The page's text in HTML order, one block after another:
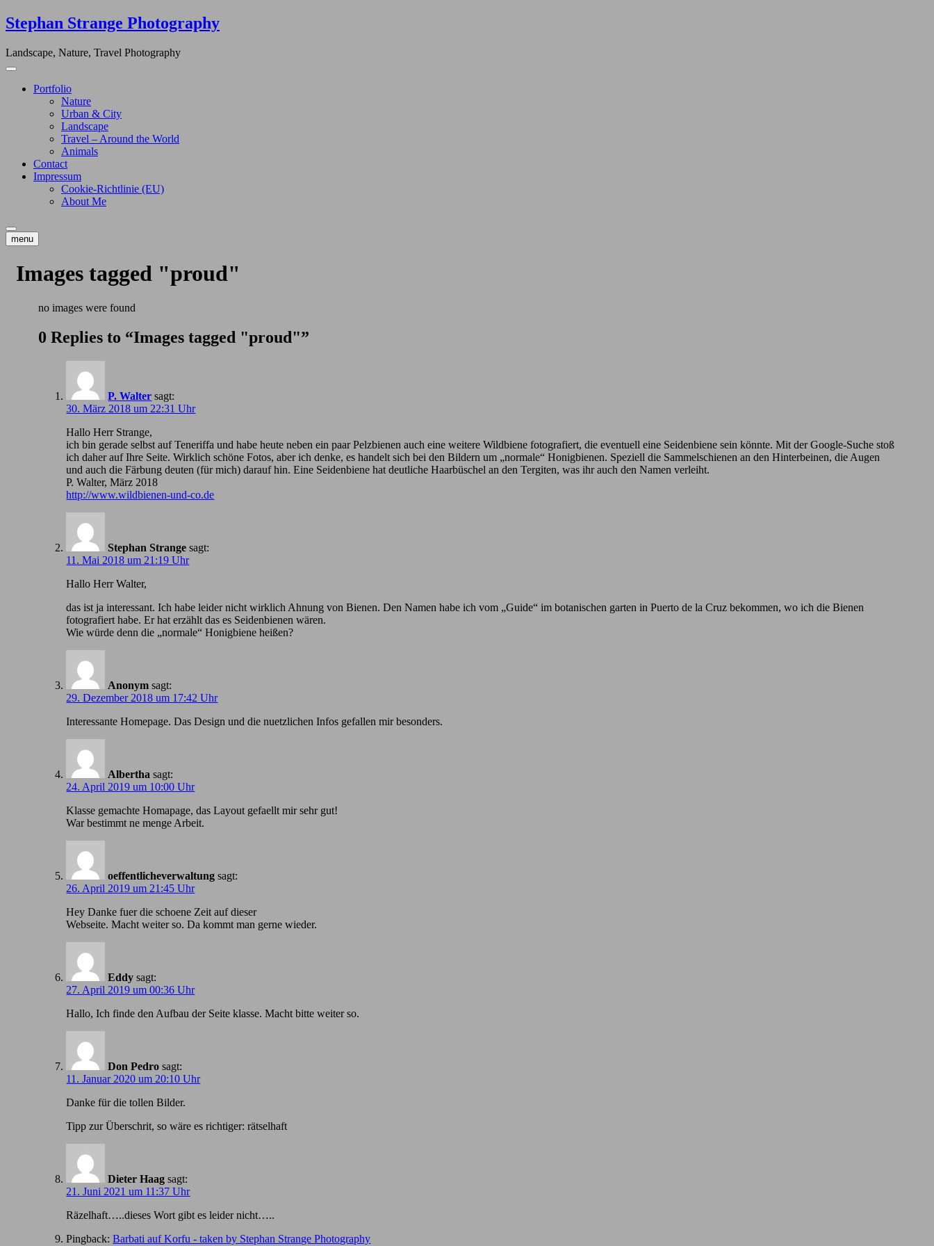
Skip
to
Stephan Strange Photography
Landscape, Nature, Travel Photography
Portfolio
Nature
Urban & City
Landscape
Travel – Around the World
Animals
Contact
Impressum
Cookie-Richtlinie (EU)
About Me
menu
Images tagged "proud"
no images were found
0 Replies to “Images tagged "proud"”
P. Walter sagt:
30. März 2018 um 22:31 Uhr
Hallo Herr Strange,
ich bin gerade selbst auf Teneriffa und habe heute neben ein paar Pelzbienen auch eine weitere Wildbiene fotografiert, die eventuell eine Seidenbiene sein könnte. Mit der Google-Suche stoß
ich daher auf Ihre Seite. Wirklich schöne Fotos, aber ich denke, es handelt sich bei den Bildern um „normale“ Honigbienen. Speziell die Sammelschienen an den Hinterbeinen, die Augen
und auch die Färbung deuten (für mich) darauf hin. Eine Seidenbiene hat deutliche Haarbüschel an den Tergiten, was ihr auch den Namen verleiht.
P. Walter, März 2018
http://www.wildbienen-und-co.de
Stephan Strange sagt:
11. Mai 2018 um 21:19 Uhr
Hallo Herr Walter,
das ist ja interessant. Ich habe leider nicht wirklich Ahnung von Bienen. Den Namen habe ich vom „Guide“ im botanischen garten in Puerto de la Cruz bekommen, wo ich die Bienen
fotografiert habe. Er hat erzählt das es Seidenbienen wären.
Wie würde denn die „normale“ Honigbiene heißen?
Anonym sagt:
29. Dezember 2018 um 17:42 Uhr
Іnteressante Homepage. Das Design und die nuetzlichen Infos gefallen mir besonders.
Albertha sagt:
24. April 2019 um 10:00 Uhr
Klasse gemachte Homapage, das Layout gefaellt mir sehr gut!
War bestimmt ne menge Arbeit.
oeffentlicheverwaltung sagt:
26. April 2019 um 21:45 Uhr
Hey Danke fuer die schoene Zeit auf dieser
Webseite. Macht weiter so. Da kommt man gerne wieder.
Eddy sagt:
27. April 2019 um 00:36 Uhr
Hallo, Ich finde den Aufbau der Seite klasse. Macht bitte weiter so.
Don Pedro sagt:
11. Januar 2020 um 20:10 Uhr
Danke für die tollen Bilder.
Tipp zur Überschrit, so wäre es richtiger: rätselhaft
Dieter Haag sagt:
21. Juni 2021 um 11:37 Uhr
Räzelhaft…..dieses Wort gibt es leider nicht…..
Pingback:Barbati auf Korfu - taken by Stephan Strange Photography